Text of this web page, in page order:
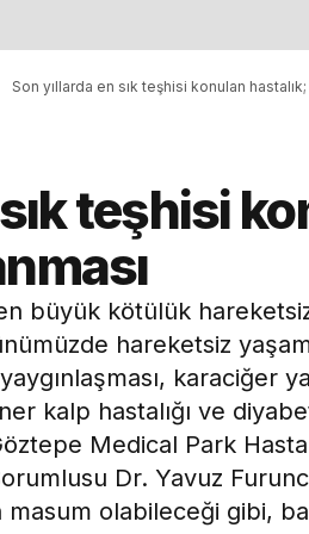
Son yıllarda en sık teşhisi konulan
teşhisi
büyük kötülük
hareketsiz
karaciğer
kalp hastalığı ve
Medical Park
Dr. Yavuz
masum olabileceği gibi,